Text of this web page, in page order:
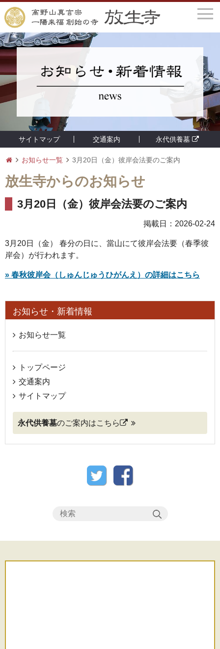
サイトマップ 交通案内 永代供養墓
お知らせ一覧 3月20日（金）彼岸会法要のご案内
放生寺からのお知らせ
3月20日（金）彼岸会法要のご案内
掲載日：2026-02-24
3月20日（金） 春分の日に、當山にて彼岸会法要（春季彼
岸会）が行われます。
» 春秋彼岸会（しゅんじゅうひがんえ）の詳細はこちら
お知らせ・新着情報
お知らせ一覧
トップページ
交通案内
サイトマップ
永代供養墓のご案内はこちら